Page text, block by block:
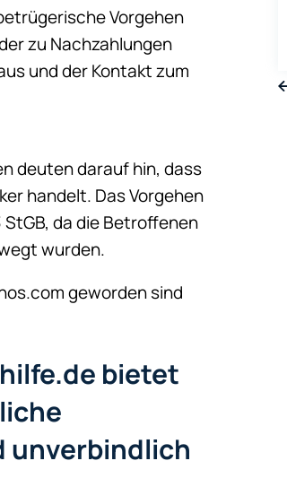
Vorgehen
zu Nachzahlungen
und der Kontakt zum
deuten darauf hin, dass
handelt. Das Vorgehen
da die Betroffenen
wurden.
geworden sind
bietet
unverbindlich